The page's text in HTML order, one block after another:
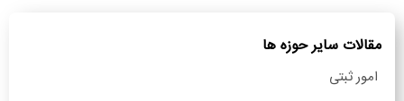
مقالات سایر حوزه ها
امور ثبتی